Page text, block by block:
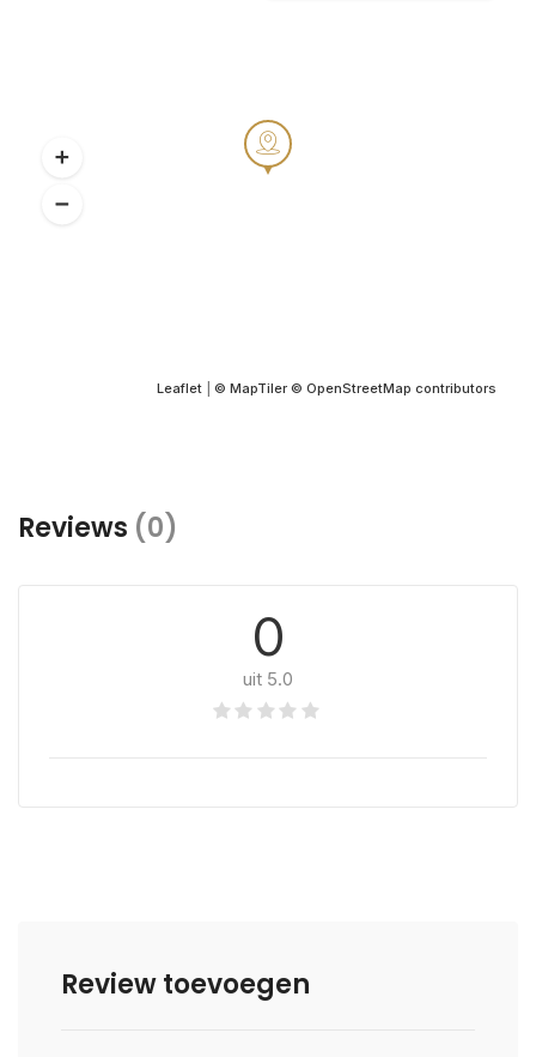
Leaflet © MapTiler © OpenStreetMap contributors
Reviews (0)
0
uit 5.0
Review toevoegen